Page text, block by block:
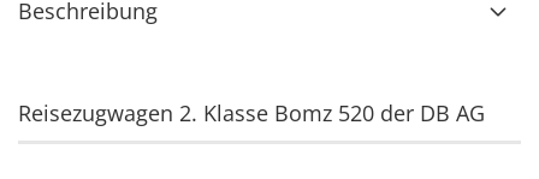
Beschreibung
Reisezugwagen 2. Klasse Bomz 520 der DB AG